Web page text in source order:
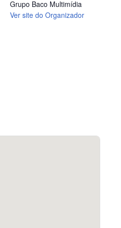
Grupo Baco Multimídia
Ver site do Organizador